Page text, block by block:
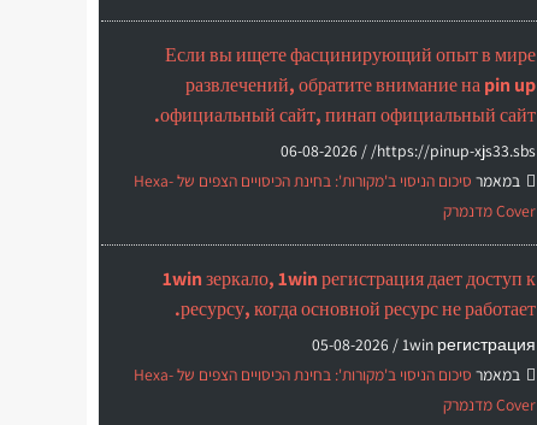
Если вы ищете фасцинирующий опыт в мире
развлечений, обратите внимание на pin up
официальный сайт, пинап официальный сайт.
https://pinup-xjs33.sbs/ /
06-08-2026
במאמר
סיכום הניסוי ב'מקורות': בחינת הכיסויים הצפים של Hexa-
Cover מדנמרק
1win зеркало, 1win регистрация дает доступ к
ресурсу, когда основной ресурс не работает.
1win регистрация /
05-08-2026
במאמר
סיכום הניסוי ב'מקורות': בחינת הכיסויים הצפים של Hexa-
Cover מדנמרק